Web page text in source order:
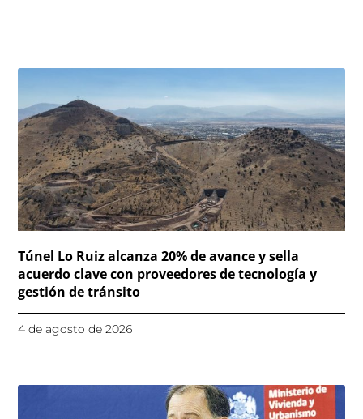
Túnel Lo Ruiz alcanza 20% de avance y sella
acuerdo clave con proveedores de tecnología y
gestión de tránsito
4 de agosto de 2026